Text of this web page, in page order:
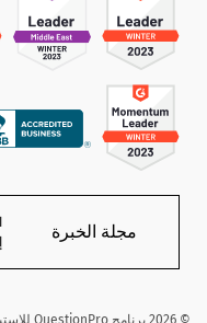
مجلة الخبرة